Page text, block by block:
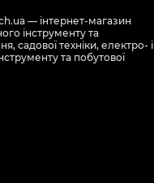
— інтернет-магазин
інструменту та
садової техніки, електро- і
та побутової